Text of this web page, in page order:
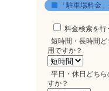
「駐車場料金
料金検索を行
短時間・長時間ど
用ですか？
平日・休日どち
すか？